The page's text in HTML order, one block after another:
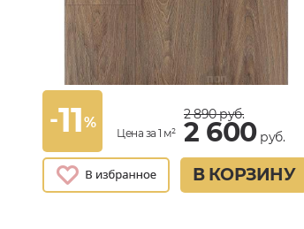
-11%
Цена за 1 м²
2 890руб.
2 600руб.
В КОРЗИНУ